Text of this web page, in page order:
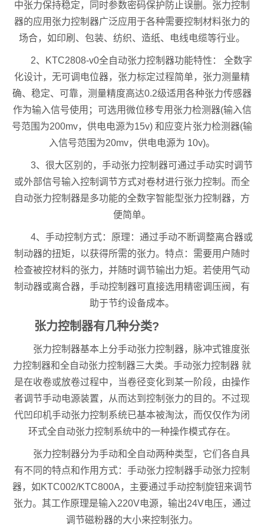
中张力保持稳定，同时参数密码保护防止误删。张力控制
器的应用张力控制器广泛应用于各种需要控制材料张力的
场合，如印刷、包装、纺织、造纸、电线电缆等行业。
2、KTC2808-v0全自动张力控制器功能特性： 全数字
化设计，无可调电位器，张力标定过程简单，张力测量精
确、稳定、可靠，测量精度高达0.2级适用各种张力传感器
作为输入信号使用；可选用微位移专用张力检测器(输入信
号范围为200mv，供电电源为15v) 和应变片张力检测器(输
入信号范围为20mv，供电电源为 10v)。
3、很大区别的，手动张力控制器可通过手动实时调节
或外部信号输入控制调节方式对卷材进行张力控制。而全
自动张力控制器是多功能的全数字智能型张力控制器，方
便简单。
4、手动控制方式：原理：通过手动不断调整离合器或
制动器的扭矩，以获得所需的张力。特点：需要用户随时
检查被控材料的张力，并随时调节输出力矩。若使用气动
制动器或离合器，手动控制器可直接选用精密调压阀，有
助于节约设备成本。
张力控制器有几种分类?
张力控制器基本上分手动张力控制器，脉冲式锥度张
力控制器和全自动张力控制器三大类。手动张力控制器 就
是在收卷或放卷过程中，当卷径变化到某一阶段，由操作
者调节手动电源装置，从而达到控制张力的目的。不过现
代凹印机手动张力控制系统已基本被淘汰，而仅仅作为闭
环式全自动张力控制系统中的一种操作模式存在。
张力控制器分为手动和全自动两种类型，它们各自具
有不同的特点和作用方式：手动张力控制器手动张力控制
器，如KTC002/KTC800A，主要通过手动控制旋钮来调节
张力。其工作原理是输入220V电源，输出24V电压，通过
调节磁粉器的大小来控制张力。